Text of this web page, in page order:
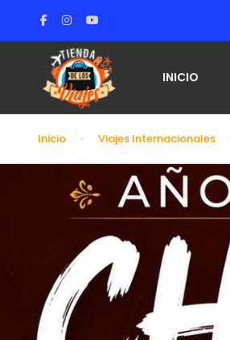
INICIO
Inicio Viajes Internacionales